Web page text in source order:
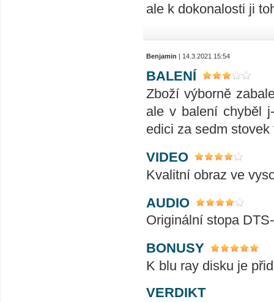
ale k dokonalosti ji
Benjamin | 14.3.2021 15:54
BALENÍ
Zboží výborně
ale v balení chyběl
edici za sedm
VIDEO
Kvalitní obraz ve
AUDIO
Originální stopa
BONUSY
K blu ray disku je
VERDIKT